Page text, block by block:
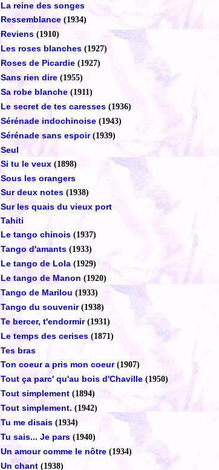
La reine des songes
Ressemblance (1934)
Reviens (1910)
Les roses blanches (1927)
Roses de Picardie (1927)
Sans rien dire (1955)
Sa robe blanche (1911)
Le secret de tes caresses (1936)
Sérénade indochinoise (1943)
Sérénade sans espoir (1939)
Seul
Si tu le veux (1898)
Sous les orangers
Sur deux notes (1938)
Sur les quais du vieux port
Tahiti
Le tango chinois (1937)
Tango d'amants (1933)
Le tango de Lola (1929)
Le tango de Manon (1920)
Tango de Marilou (1933)
Tango du souvenir (1938)
Te bercer, t'endormir (1931)
Le temps des cerises (1871)
Tes bras
Ton coeur a pris mon coeur (1907)
Tout ça parc' qu'au bois d'Chaville (1950)
Tout simplement (1894)
Tout simplement. (1942)
Tu me disais (1934)
Tu sais... Je pars (1940)
Un amour comme le nôtre (1934)
Un chant (1938)